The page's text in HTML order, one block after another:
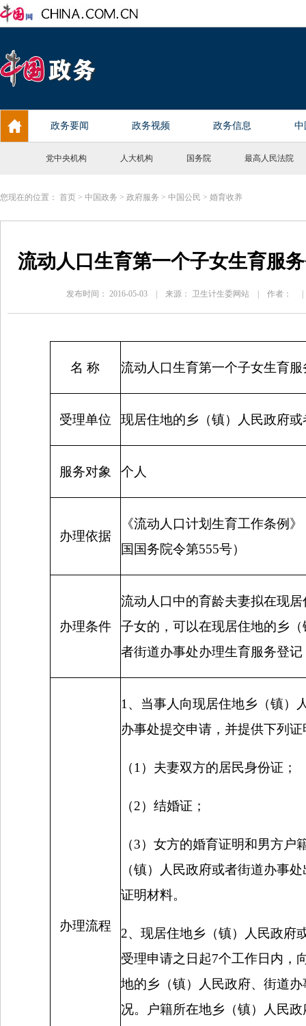
党中央机构 人大机构 国务院 最高人民法院
您现在的位置： 首页 > 中国政务 > 政府服务 > 中国公民 > 婚育收养
流动人口生育第一个子女生育服
发布时间： 2016-05-03 | 来源： 卫生计生委网站 | 作者： |
名 称 流动人口生育第一个子女生育
受理单位 现居住地的乡（镇）人民政府
服务对象 个人
办理依据
《流动人口计划生育工作条例
国国务院令第555号）
办理条件
流动人口中的育龄夫妻拟在现
子女的，可以在现居住地的乡
者街道办事处办理生育服务登记
办理流程
1 、当事人向现居住地乡（镇）
办事处提交申请，并提供下列证
（1 ）夫妻双方的居民身份证；
（2）结婚证；
（3）女方的婚育证明和男方户
（镇）人民政府或者街道办事
证明材料。
2、现居住地乡（镇）人民政府
受理申请之日起7个工作日内，
地的乡（镇）人民政府、街道
况。户籍所在地乡（镇）人民